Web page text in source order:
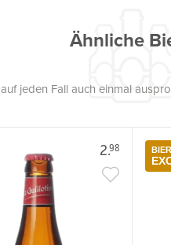
Ähnliche
jeden Fall auch einmal
2.98